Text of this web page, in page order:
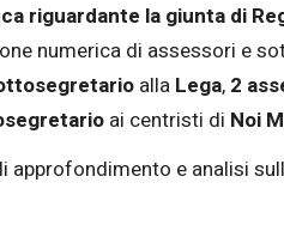
riguardante la giunta di
numerica di assessori e
alla Lega, 2
ai centristi di Noi
approfondimento e analisi